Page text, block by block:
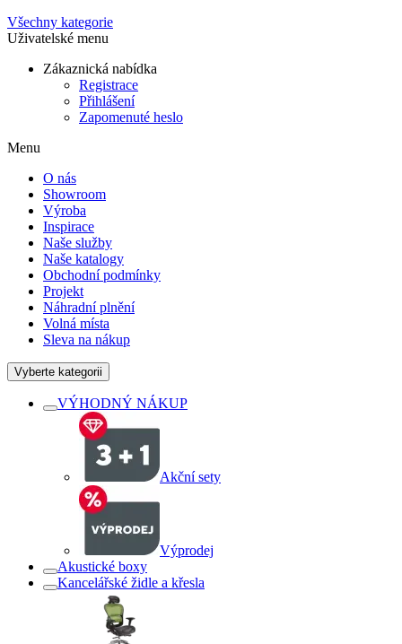
Všechny kategorie
Uživatelské menu
Zákaznická nabídka
Registrace
Přihlášení
Zapomenuté heslo
Menu
O nás
Showroom
Výroba
Inspirace
Naše služby
Naše katalogy
Obchodní podmínky
Projekt
Náhradní plnění
Volná místa
Sleva na nákup
Vyberte kategorii
VÝHODNÝ NÁKUP
Akční sety
Výprodej
Akustické boxy
Kancelářské židle a křesla